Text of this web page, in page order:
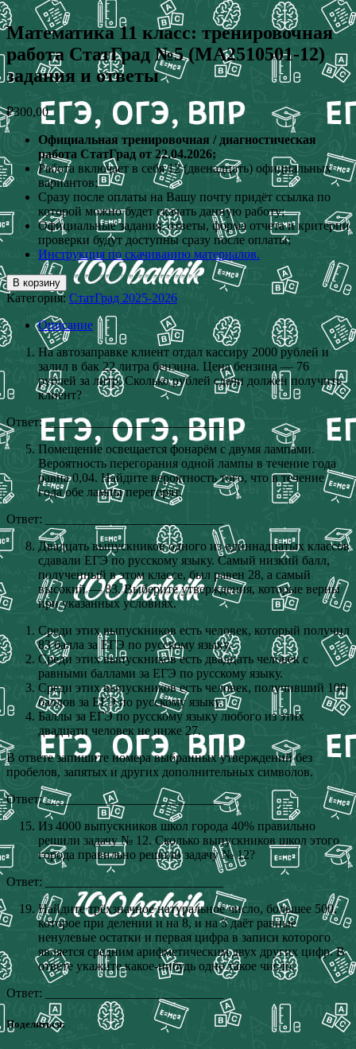
Математика 11 класс: тренировочная
работа СтатГрад №5 (МА2510501-12)
задания и ответы
₽300,00
Официальная тренировочная / диагностическая
работа СтатГрад от 22.04.2026;
Работа включает в себя 12 (двенадцать) официальных
вариантов;
Сразу после оплаты на Вашу почту придёт ссылка по
которой можно будет скачать данную работу;
Официальные задания, ответы, форма отчета и критерии
проверки будут доступны сразу после оплаты;
Инструкция по скачиванию материалов.
В корзину
Категория: СтатГрад 2025-2026
Описание
На автозаправке клиент отдал кассиру 2000 рублей и
залил в бак 22 литра бензина. Цена бензина — 76
рублей за литр. Сколько рублей сдачи должен получить
клиент?
Ответ: ____________________________
Помещение освещается фонарём с двумя лампами.
Вероятность перегорания одной лампы в течение года
равна 0,04. Найдите вероятность того, что в течение
года обе лампы перегорят.
Ответ: ____________________________
Двадцать выпускников одного из одиннадцатых классов
сдавали ЕГЭ по русскому языку. Самый низкий балл,
полученный в этом классе, был равен 28, а самый
высокий — 83. Выберите утверждения, которые верны
при указанных условиях.
Среди этих выпускников есть человек, который получил
83 балла за ЕГЭ по русскому языку.
Среди этих выпускников есть двадцать человек с
равными баллами за ЕГЭ по русскому языку.
Среди этих выпускников есть человек, получивший 100
баллов за ЕГЭ по русскому языку.
Баллы за ЕГЭ по русскому языку любого из этих
двадцати человек не ниже 27.
В ответе запишите номера выбранных утверждений без
пробелов, запятых и других дополнительных символов.
Ответ: ____________________________
Из 4000 выпускников школ города 40% правильно
решили задачу № 12. Сколько выпускников школ этого
города правильно решили задачу № 12?
Ответ: ____________________________
Найдите трёхзначное натуральное число, большее 500,
которое при делении и на 8, и на 5 даёт равные
ненулевые остатки и первая цифра в записи которого
является средним арифметическим двух других цифр. В
ответе укажите какое-нибудь одно такое число.
Ответ: ____________________________
Поделиться: